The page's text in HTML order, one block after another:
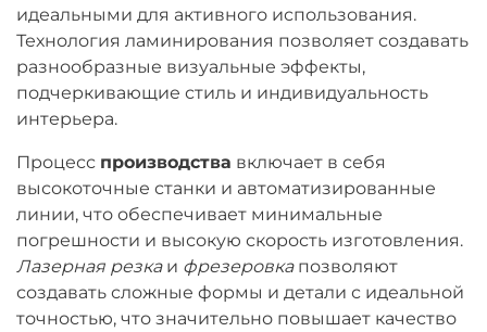
идеальными для активного использования.
Технология ламинирования позволяет создавать
разнообразные визуальные эффекты,
подчеркивающие стиль и индивидуальность
интерьера.
Процесс производства включает в себя
высокоточные станки и автоматизированные
линии, что обеспечивает минимальные
погрешности и высокую скорость изготовления.
Лазерная резкаи фрезеровкапозволяют
создавать сложные формы и детали с идеальной
точностью, что значительно повышает качество